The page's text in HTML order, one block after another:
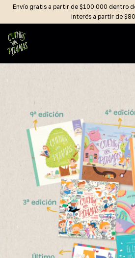
Envío gratis a partir de $100.000 dentro
interés a partir de